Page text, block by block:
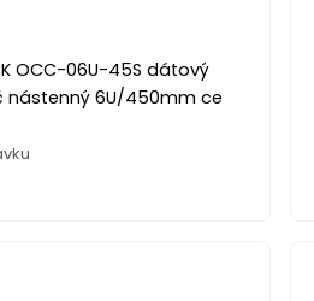
OCC-06U-45S dátový
nástenný 6U/450mm ce